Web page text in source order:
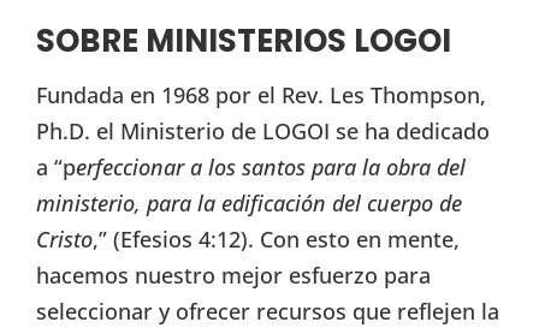
SOBRE MINISTERIOS LOGOI
Fundada en 1968 por el Rev. Les Thompson,
Ph.D. el Ministerio de LOGOI se ha dedicado
a “perfeccionar a los santos para la obra del
ministerio, para la edificación del cuerpo de
Cristo,” (Efesios 4:12). Con esto en mente,
hacemos nuestro mejor esfuerzo para
seleccionar y ofrecer recursos que reflejen la